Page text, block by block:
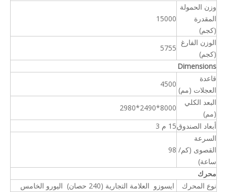
وزن الحمولة
المقدرة
(كجم)
15000
الوزن الفارغ
(كجم)
5755
Dimensions
قاعدة
العجلات (مم)
4500
البعد الكلي
(مم)
8000*2490*2980
أبعاد الصندوق15 م 3
السرعة
القصوى (كم/
ساعة)
98
محرك
نوع المحرك
ايسوزو العلامة التجارية (240 حصان) اليورو الخامس